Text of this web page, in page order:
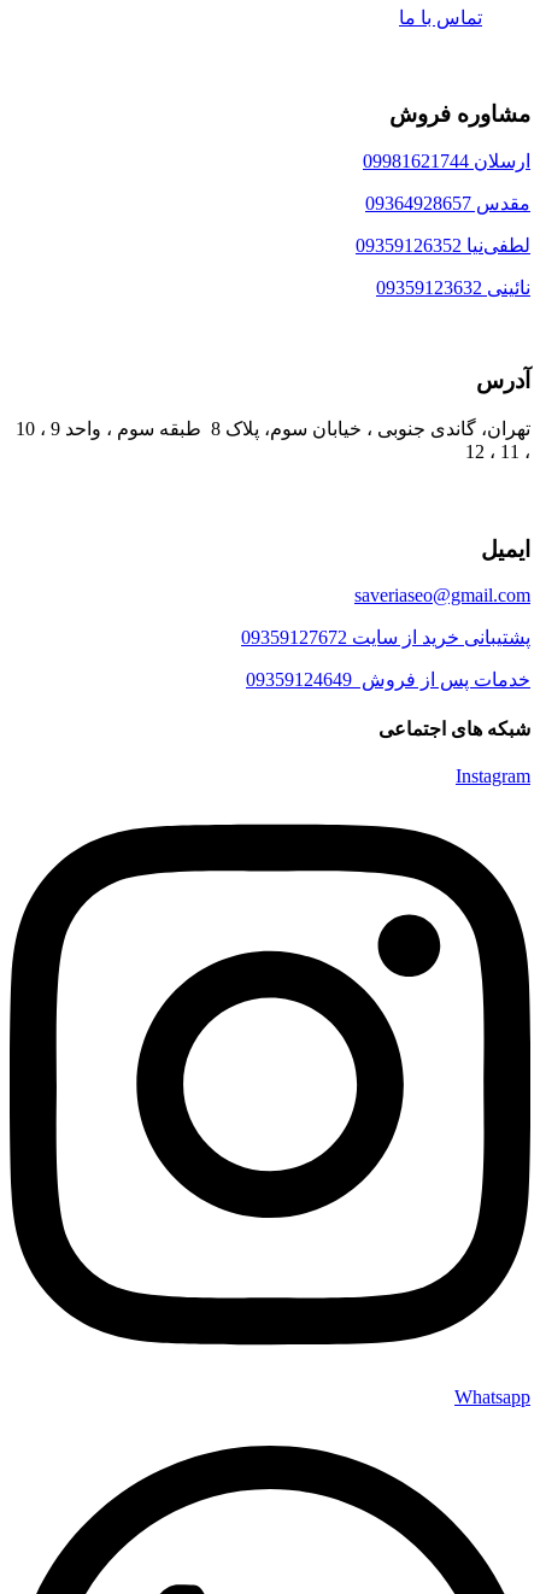
تماس با ما
مشاوره فروش
ارسلان 09981621744
مقدس 09364928657
لطفی‌نیا 09359126352
نائینی 09359123632
آدرس
تهران، گاندی جنوبی ، خیابان سوم، پلاک 8 طبقه سوم ، واحد 9 ، 10
، 11 ، 12
ایمیل
saveriaseo@gmail.com
پشتیبانی خرید از سایت 09359127672
خدمات پس از فروش 09359124649
شبکه های اجتماعی
Instagram
Whatsapp